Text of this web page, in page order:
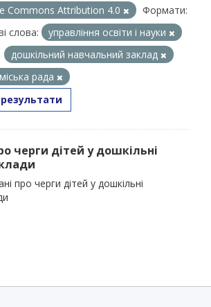
Commons Attribution 4.0
Формати:
слова:
управління освіти і науки
дошкільний навчальний заклад
рада
черги дітей у дошкільні
про черги дітей у дошкільні